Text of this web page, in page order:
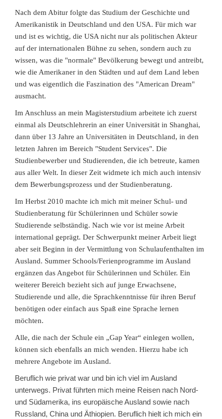
Nach dem Abitur folgte das Studium der Geschichte und
Amerikanistik in Deutschland und den USA. Für mich war
und ist es wichtig, die USA nicht nur als politischen Akteur
auf der internationalen Bühne zu sehen, sondern auch zu
wissen, was die "normale" Bevölkerung bewegt und antreibt,
wie die Amerikaner in den Städten und auf dem Land leben
und was eigentlich die Faszination des "American Dream"
ausmacht.
Im Anschluss an mein Magisterstudium arbeitete ich zuerst
einmal als Deutschlehrerin an einer Universität in Shanghai,
dann über 13 Jahre an Universitäten in Deutschland, in den
letzten Jahren im Bereich "Student Services". Die
Studienbewerber und Studierenden, die ich betreute, kamen
aus aller Welt. In dieser Zeit widmete ich mich auch intensiv
dem Bewerbungsprozess und der Studienberatung.
Im Herbst 2010 machte ich mich mit meiner Schul- und
Studienberatung für Schülerinnen und Schüler sowie
Studierende selbständig. Nach wie vor ist meine Arbeit
international geprägt. Der Schwerpunkt meiner Arbeit liegt
aber seit Beginn in der Vermittlung von Schulaufenthalten im
Ausland. Summer Schools/Ferienprogramme im Ausland
ergänzen das Angebot für Schülerinnen und Schüler. Ein
weiterer Bereich bezieht sich auf junge Erwachsene,
Studierende und alle, die Sprachkenntnisse für ihren Beruf
benötigen oder einfach aus Spaß eine Sprache lernen
möchten.
Alle, die nach der Schule ein „Gap Year“ einlegen wollen,
können sich ebenfalls an mich wenden. Hierzu habe ich
mehrere Angebote im Ausland.
Beruflich wie privat war und bin ich viel im Ausland
unterwegs. Privat führten mich meine Reisen nach Nord-
und Südamerika, ins europäische Ausland sowie nach
Russland, China und Äthiopien. Beruflich hielt ich mich ein